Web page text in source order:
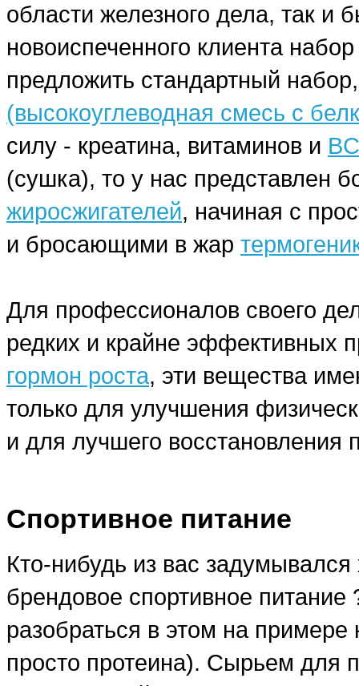
области железного дела, так и
новоиспеченного клиента
предложить стандартный
(высокоуглеводная смесь с
силу - креатина, витаминов и
(сушка), то у нас представлен
жиросжигателей, начиная с
и бросающими в жар
Для профессионалов своего
редких и крайне эффективных
гормон роста, эти вещества
только для улучшения
и для лучшего восстановления
Спортивное питание
Кто-нибудь из вас
брендовое спортивное
разобраться в этом на примере
просто протеина). Сырьем для